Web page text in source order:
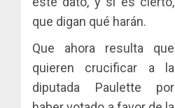
que digan qué harán.
Que ahora resulta que
quieren crucificar a la
diputada Paulette por